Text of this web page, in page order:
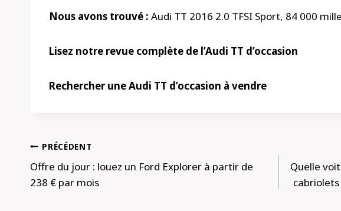
Nous avons trouvé : Audi TT 2016 2.0 TFSI Sport, 84 000
Lisez notre revue complète de l’Audi TT d’occasion
Rechercher une Audi TT d’occasion à vendre
Navigation
de
l’article
PRÉCÉDENT
Offre du jour : louez un Ford Explorer à partir de
238 € par mois
Quelle